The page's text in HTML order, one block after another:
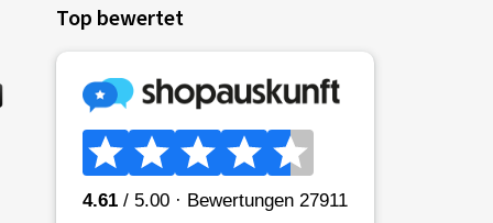
Top bewertet